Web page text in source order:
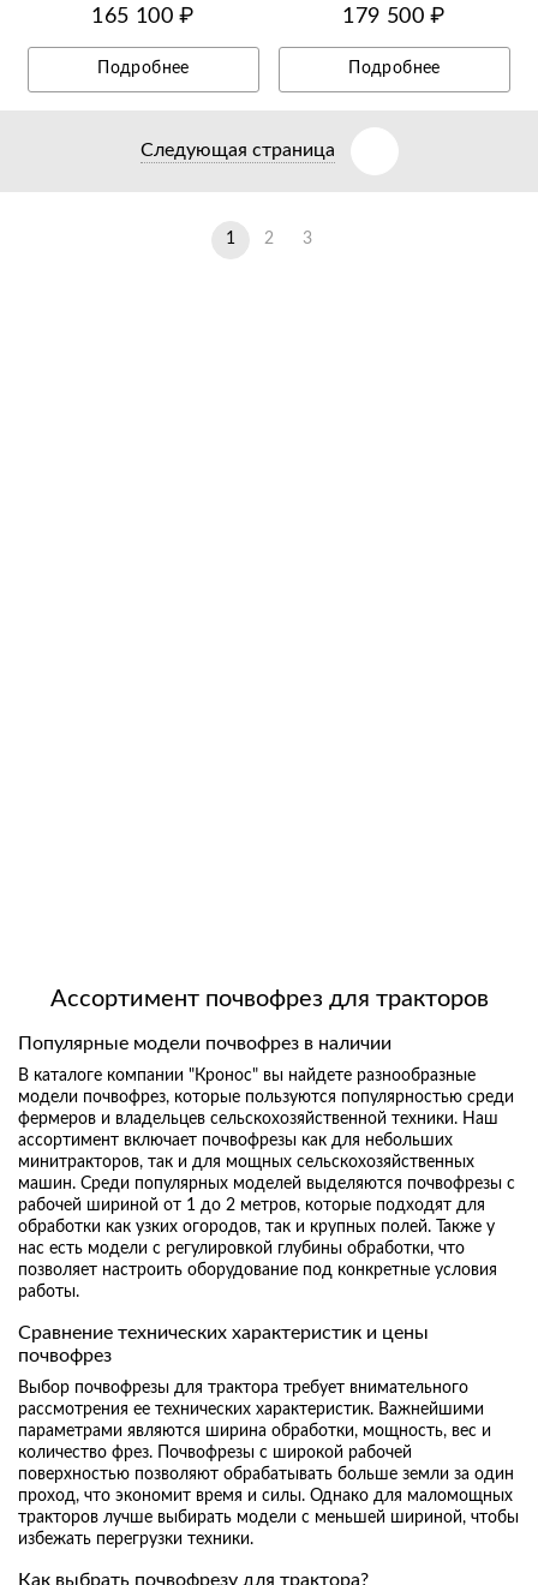
165 100 ₽
Подробнее
179 500 ₽
Подробнее
Следующая страница
1 2 3
Ассортимент почвофрез для тракторов
Популярные модели почвофрез в наличии
В каталоге компании "Кронос" вы найдете разнообразные
модели почвофрез, которые пользуются популярностью среди
фермеров и владельцев сельскохозяйственной техники. Наш
ассортимент включает почвофрезы как для небольших
минитракторов, так и для мощных сельскохозяйственных
машин. Среди популярных моделей выделяются почвофрезы с
рабочей шириной от 1 до 2 метров, которые подходят для
обработки как узких огородов, так и крупных полей. Также у
нас есть модели с регулировкой глубины обработки, что
позволяет настроить оборудование под конкретные условия
работы.
Сравнение технических характеристик и цены
почвофрез
Выбор почвофрезы для трактора требует внимательного
рассмотрения ее технических характеристик. Важнейшими
параметрами являются ширина обработки, мощность, вес и
количество фрез. Почвофрезы с широкой рабочей
поверхностью позволяют обрабатывать больше земли за один
проход, что экономит время и силы. Однако для маломощных
тракторов лучше выбирать модели с меньшей шириной, чтобы
избежать перегрузки техники.
Как выбрать почвофрезу для трактора?